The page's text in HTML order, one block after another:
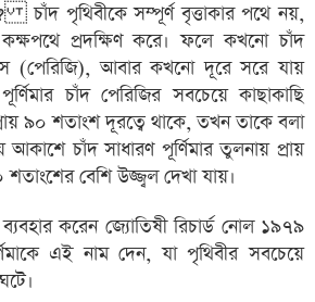
পৃথিবীকে সম্পূর্ণ বৃত্তাকার পথে নয়,
কক্ষপথে প্রদক্ষিণ করে। ফলে কখনো চাঁদ
(পেরিজি), আবার কখনো দূরে সরে যায়
চাঁদ পেরিজির সবচেয়ে কাছাকাছি
৯০ শতাংশ দূরত্বে থাকে, তখন তাকে বলা
চাঁদ সাধারণ পূর্ণিমার তুলনায় প্রায়
বেশি উজ্জ্বল দেখা যায়।
ব্যবহার করেন জ্যোতিষী রিচার্ড নোল ১৯৭৯
এই নাম দেন, যা পৃথিবীর সবচেয়ে